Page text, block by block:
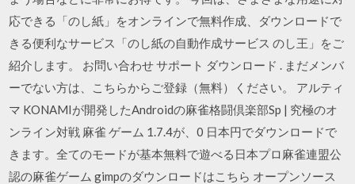
応できる「のし紙」をオンラインで無料作成、ダウンロードで
きる便利なサービス「のし紙の自動作成サービス のし王」をご
紹介します。 お問い合わせ サポート ダウンロード . まだメンバ
ーでない方は、こちらからご登録（無料）ください。 アルティ
マ KONAMIが開発したAndroidの麻雀格闘倶楽部Sp | 究極のオ
ンライン対戦 麻雀 ゲーム 1.7.4が、0 日本円でダウンロードで
きます。全てのモードが基本無料で遊べる日本プロ麻雀連盟公
認の麻雀ゲーム gimpのダウンロードはこちら オープンソース